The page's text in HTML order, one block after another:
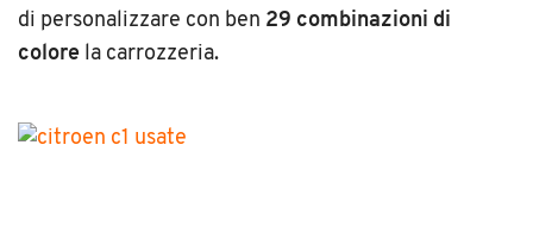
di personalizzare con ben 29 combinazioni di
colore la carrozzeria.